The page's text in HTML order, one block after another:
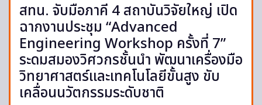
สทน. จับมือภาคี 4 สถาบันวิจัยใหญ่ เปิด
ฉากงานประชุม “Advanced
Engineering Workshop ครั้งที่ 7”
ระดมสมองวิศวกรชั้นนำ พัฒนาเครื่องมือ
วิทยาศาสตร์และเทคโนโลยีขั้นสูง ขับ
เคลื่อนนวัตกรรมระดับชาติ